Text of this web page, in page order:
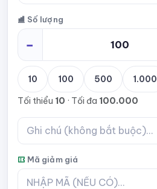
Số lượng
−
10 100 500
1.000
Tối thiểu 10 · Tối đa 100.000
Mã giảm giá